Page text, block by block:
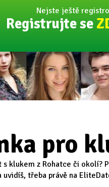
Nejste ještě
Registrujte se
pro
s klukem z Rohatce či
třeba právě na